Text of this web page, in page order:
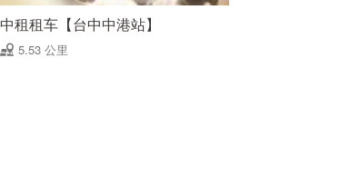
中租租车【台中中港站】
5.53 公里